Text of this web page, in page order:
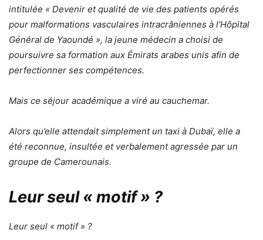
intitulée « Devenir et qualité de vie des patients opérés
pour malformations vasculaires intracrâniennes à l’Hôpital
Général de Yaoundé », la jeune médecin a choisi de
poursuivre sa formation aux Émirats arabes unis afin de
perfectionner ses compétences.
Mais ce séjour académique a viré au cauchemar.
Alors qu’elle attendait simplement un taxi à Dubaï, elle a
été reconnue, insultée et verbalement agressée par un
groupe de Camerounais.
Leur seul « motif » ?
Leur seul « motif » ?